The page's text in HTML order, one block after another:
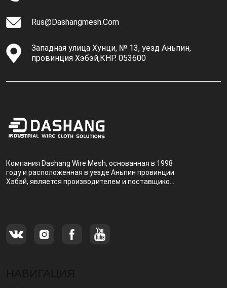
Rus@dashangmesh.com
Западная улица Хунци, № 13, уезд Аньпин,
провинция Хэбэй,КНР. 053600
Компания Dashang Wire Mesh, основанная в 1998
году и расположенная в уезде Аньпин провинции
Хэбэй, является производителем и поставщиком,